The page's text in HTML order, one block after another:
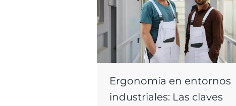
Ergonomía en entornos
industriales: Las claves